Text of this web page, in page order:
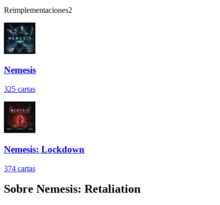
Reimplementaciones2
Nemesis
325 cartas
Nemesis: Lockdown
374 cartas
Sobre Nemesis: Retaliation